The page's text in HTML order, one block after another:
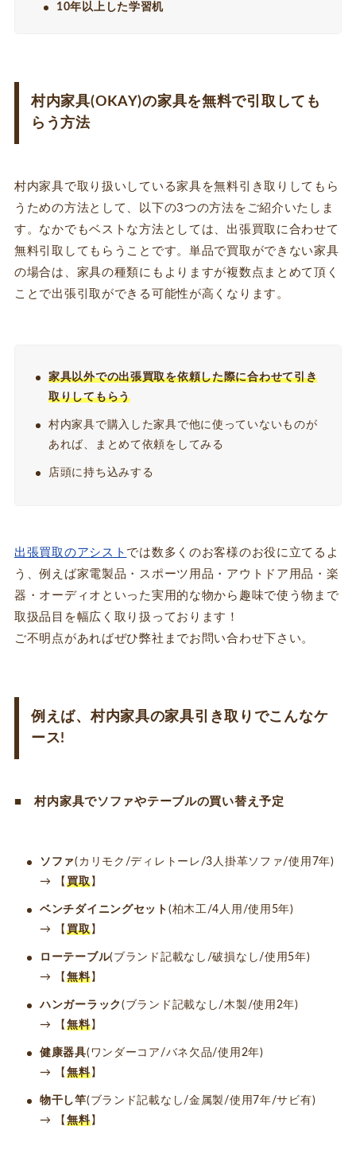
10年以上した学習机
村内家具(OKAY)の家具を無料で引取しても
らう方法
村内家具で取り扱いしている家具を無料引き取りしてもら
うための方法として、以下の3つの方法をご紹介いたしま
す。なかでもベストな方法としては、出張買取に合わせて
無料引取してもらうことです。単品で買取ができない家具
の場合は、家具の種類にもよりますが複数点まとめて頂く
ことで出張引取ができる可能性が高くなります。
家具以外での出張買取を依頼した際に合わせて引き
取りしてもらう
村内家具で購入した家具で他に使っていないものが
あれば、まとめて依頼をしてみる
店頭に持ち込みする
出張買取のアシスト では数多くのお客様のお役に立てるよ
う、例えば家電製品・スポーツ用品・アウトドア用品・楽
器・オーディオといった実用的な物から趣味で使う物まで
取扱品目を幅広く取り扱っております！
ご不明点があればぜひ弊社までお問い合わせ下さい。
例えば、村内家具の家具引き取りでこんなケ
ース!
■村内家具でソファやテーブルの買い替え予定
ソファ(カリモク/ディレトーレ/3人掛革ソファ/使用7年)
→ 【買取】
ベンチダイニングセット (柏木工/4人用/使用5年)
→ 【買取】
ローテーブル(ブランド記載なし/破損なし/使用5年)
→ 【無料】
ハンガーラック (ブランド記載なし/木製/使用2年)
→ 【無料】
健康器具(ワンダーコア/バネ欠品/使用2年)
→ 【無料】
物干し竿(ブランド記載なし/金属製/使用7年/サビ有)
→ 【無料】